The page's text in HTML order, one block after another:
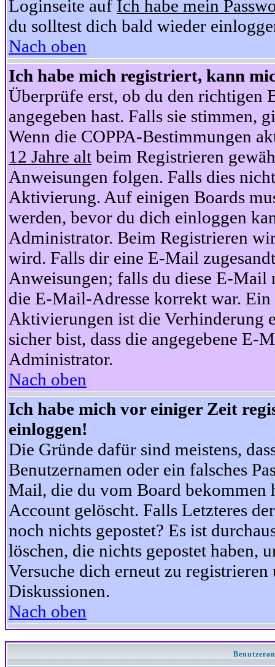
Loginseite auf Ich habe mein
du solltest dich bald wieder
Nach oben
Ich habe mich registriert, kann
Überprüfe erst, ob du den richtigen
angegeben hast. Falls sie stimmen,
Wenn die COPPA-Bestimmungen
12 Jahre alt beim Registrieren
Anweisungen folgen. Falls dies
Aktivierung. Auf einigen Boards
werden, bevor du dich einloggen
Administrator. Beim Registrieren
wird. Falls dir eine E-Mail
Anweisungen; falls du diese E-Mail
die E-Mail-Adresse korrekt war.
Aktivierungen ist die Verhinderung
sicher bist, dass die angegebene
Administrator.
Nach oben
Ich habe mich vor einiger Zeit
einloggen!
Die Gründe dafür sind meistens,
Benutzernamen oder ein falsches
Mail, die du vom Board bekommen
Account gelöscht. Falls Letzteres
noch nichts gepostet? Es ist
löschen, die nichts gepostet haben,
Versuche dich erneut zu
Diskussionen.
Nach oben